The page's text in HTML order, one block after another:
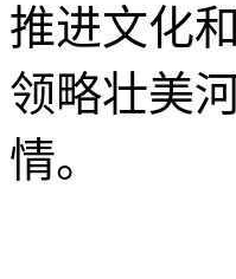
推进文化
领略壮美
情。